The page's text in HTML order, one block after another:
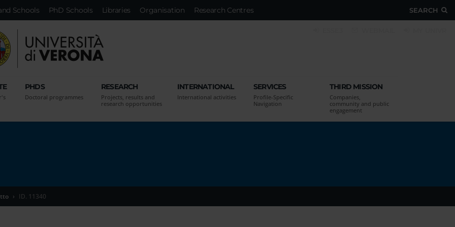
SEARCH
Schools PhD Schools Libraries Organisation Research Centres
PHDS
Doctoral programmes
RESEARCH
Projects, results and
research opportunities
INTERNATIONAL
International activities
SERVICES
Profile-Specific
Navigation
THIRD MISSION
Companies,
community and public
engagement
ID. 11340